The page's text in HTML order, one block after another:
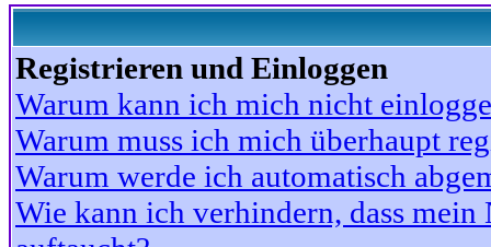
Registrieren und Einloggen
Warum kann ich mich nicht
Warum muss ich mich überhaupt
Warum werde ich automatisch
Wie kann ich verhindern, dass